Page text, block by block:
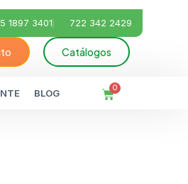
1897 3401 722 342 2429
Catálogos
BLOG 0